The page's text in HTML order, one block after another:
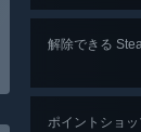
解除できる
ポイントショ